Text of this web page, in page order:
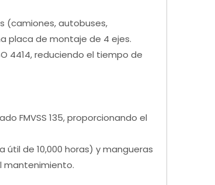
(camiones, autobuses,
placa de montaje de 4 ejes.
4414, reduciendo el tiempo de
FMVSS 135, proporcionando el
de 10,000 horas) y mangueras
mantenimiento.